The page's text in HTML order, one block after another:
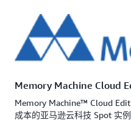
Memory Machine Cloud
Memory Machine™ Cloud
成本的亚马逊云科技 Spot 实